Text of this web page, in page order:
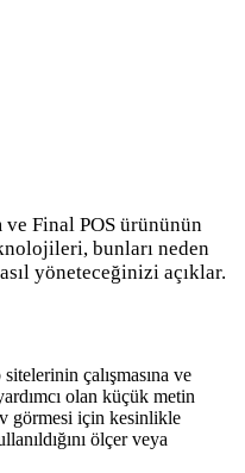
unique checkout flows
your business
Final POS ürününün
bunları neden
yöneteceğinizi açıklar.
çalışmasına ve
olan küçük metin
görmesi için kesinlikle
ölçer veya